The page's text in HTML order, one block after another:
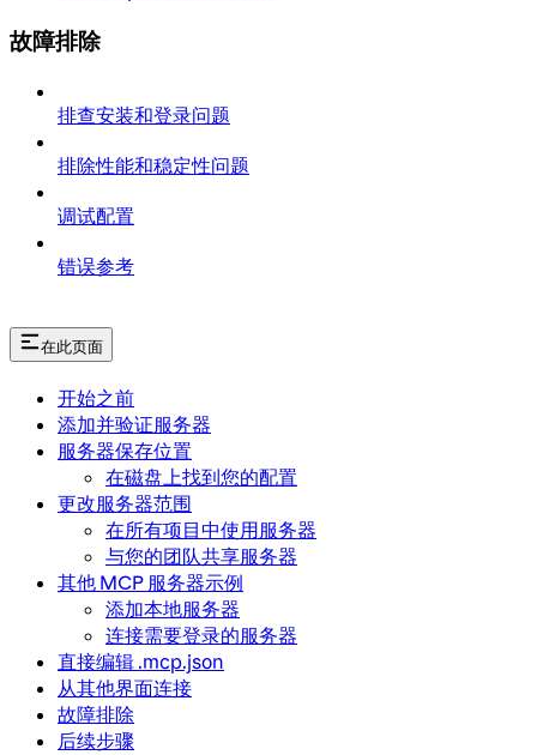
故障排除
排查安装和登录问题
排除性能和稳定性问题
调试配置
错误参考
在此页面
开始之前
添加并验证服务器
服务器保存位置
在磁盘上找到您的配置
更改服务器范围
在所有项目中使用服务器
与您的团队共享服务器
其他 MCP 服务器示例
添加本地服务器
连接需要登录的服务器
直接编辑 .mcp.json
从其他界面连接
故障排除
后续步骤